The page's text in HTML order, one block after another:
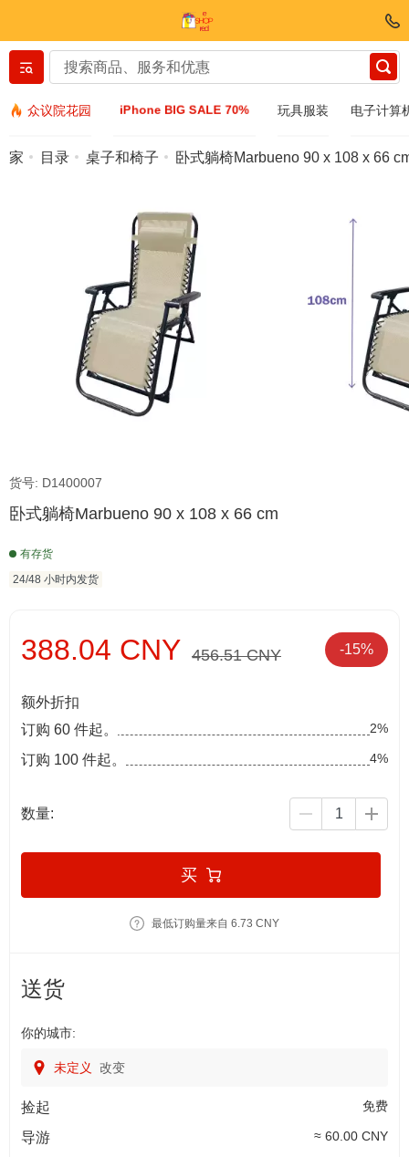
众议院花园 iPhone BIG SALE 70% 玩具服装 电子计算
Вернуться назад
家 目录 桌子和椅子 卧式躺椅Marbueno 90 x 108 x 66
货号: D1400007
卧式躺椅Marbueno 90 x 108 x 66 cm
有存货
24/48 小时内发货
388.04 CNY 456.51 CNY -15%
额外折扣
订购 60 件起。
2%
订购 100 件起。 4%
数量:
买
最低订购量来自 6.73 CNY
送货
你的城市:
未定义 改变
捡起 免费
导游 ≈ 60.00 CNY